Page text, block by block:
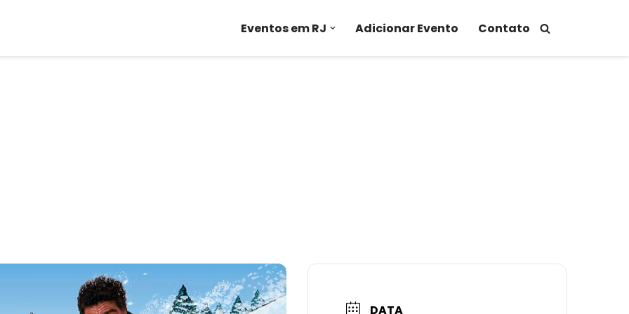
Eventos em RJ Adicionar Evento Contato
DATA